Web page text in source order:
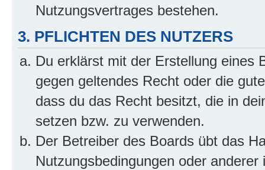
Nutzungsvertrages bestehen.
3. PFLICHTEN DES NUTZERS
Du erklärst mit der Erstellung eines
gegen geltendes Recht oder die
dass du das Recht besitzt, die in
setzen bzw. zu verwenden.
Der Betreiber des Boards übt das
Nutzungsbedingungen oder